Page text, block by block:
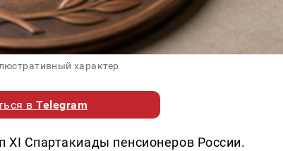
характер
вTelegram
Спартакиады пенсионеров России.